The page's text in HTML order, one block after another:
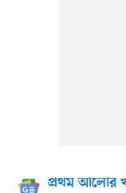
প্রথম আলোর